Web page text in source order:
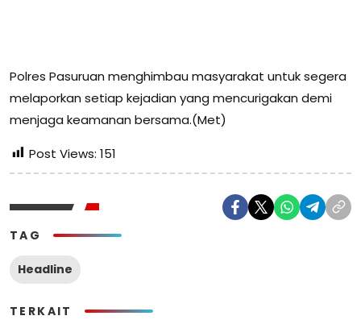
Polres Pasuruan menghimbau masyarakat untuk segera
melaporkan setiap kejadian yang mencurigakan demi
menjaga keamanan bersama.(Met)
Post Views: 151
TAG
Headline
TERKAIT